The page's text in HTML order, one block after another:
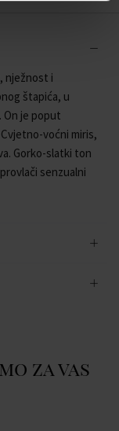
nježnost i
štapića, u
On je poput
voćni miris,
Gorko-slatki ton
senzualni
za vas